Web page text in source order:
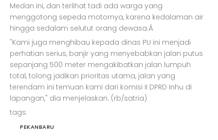
Medan ini, dan terlihat tadi ada warga yang
menggotong sepeda motornya, karena kedalaman air
hingga sedalam selutut orang dewasa.Â
"Kami juga menghibau kepada dinas PU ini menjadi
perhatian serius, banjir yang menyebabkan jalan putus
sepanjang 500 meter mengakibatkan jalan lumpuh
total, tolong jadikan prioritas utama, jalan yang
terendam ini temuan kami dari komisi II DPRD Inhu di
lapangan," dia menjelaskan. (rb/satria)
tags:
PEKANBARU